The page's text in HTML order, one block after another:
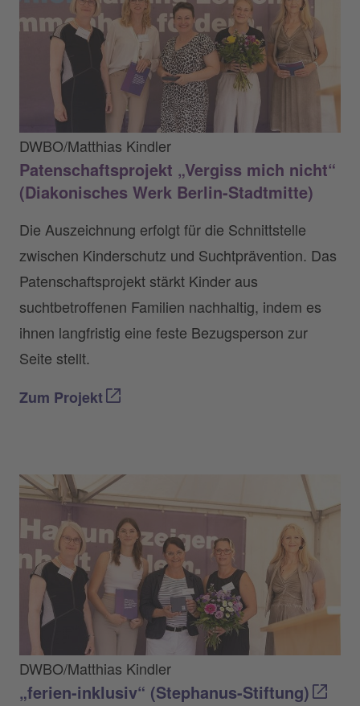
DWBO/Matthias Kindler
Patenschaftsprojekt „Vergiss mich nicht“
(Diakonisches Werk Berlin-Stadtmitte)
Die Auszeichnung erfolgt für die Schnittstelle
zwischen Kinderschutz und Suchtprävention. Das
Patenschaftsprojekt stärkt Kinder aus
suchtbetroffenen Familien nachhaltig, indem es
ihnen langfristig eine feste Bezugsperson zur
Seite stellt.
Zum Projekt
DWBO/Matthias Kindler
„ferien-inklusiv“ (Stephanus-Stiftung)